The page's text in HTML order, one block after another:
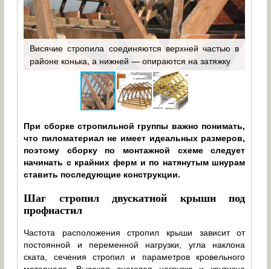
Висячие стропила соединяются верхней частью в
районе конька, а нижней — опираются на затяжку
При сборке стропильной группы важно понимать,
что пиломатериал не имеет идеальных размеров,
поэтому сборку по монтажной схеме следует
начинать с крайних ферм и по натянутым шнурам
ставить последующие конструкции.
Шаг стропил двускатной крыши под
профнастил
Частота расположения стропил крыши зависит от
постоянной и переменной нагрузки, угла наклона
ската, сечения стропил и параметров кровельного